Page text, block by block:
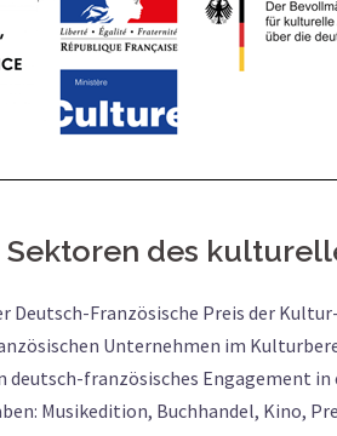
Sektoren des
Deutsch-Französische Preis der
Unternehmen im
deutsch-französisches Engagement
Musikedition, Buchhandel, Kino,